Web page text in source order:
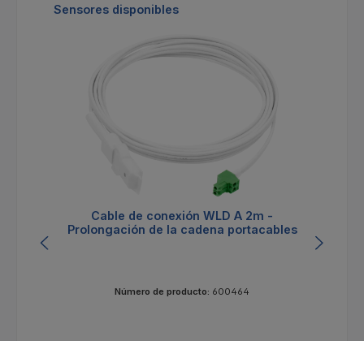
Omitir la galería de productos
Sensores disponibles
Cable de conexión WLD A 2m -
Prolongación de la cadena portacables
Número de producto: 600464